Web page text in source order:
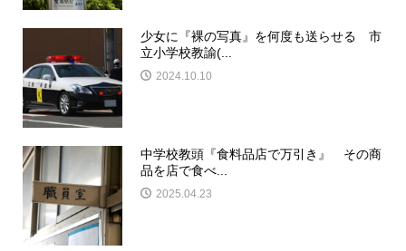
少女に『裸の写真』を何度も送らせる 市
立小学校教諭(...
2024.10.10
中学校教頭『食料品店で万引き』 その商
品を店で食べ...
2025.04.23